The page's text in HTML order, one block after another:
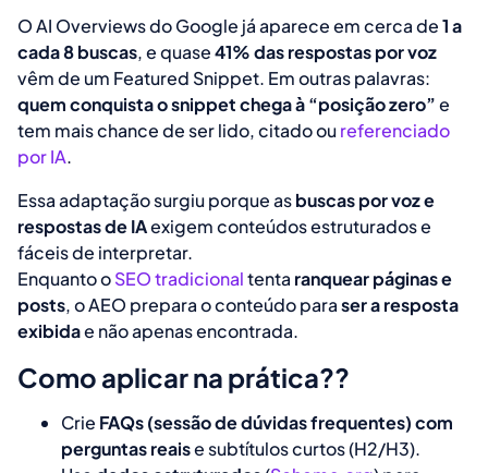
OAI Overviews do Google já aparece em cerca de1 a
cada 8 buscas, e quase41% das respostas por voz
vêm de um Featured Snippet. Em outras palavras:
quem conquista o snippet chega à “posição zero”e
tem mais chance de ser lido, citado oureferenciado
por IA.
Essa adaptação surgiu porque asbuscas por voz e
respostas de IAexigem conteúdos estruturados e
fáceis de interpretar.
Enquanto oSEO tradicionaltenta ranquear páginas e
posts, o AEO prepara o conteúdo paraser a resposta
exibidae não apenas encontrada.
Como aplicar na prática??
Crie FAQs (sessão de dúvidas frequentes) com
perguntas reaise subtítulos curtos (H2/H3).